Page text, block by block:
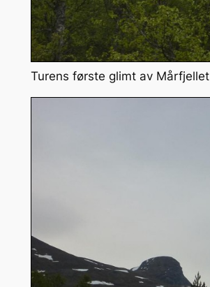
Turens første glimt av Mårfjellet